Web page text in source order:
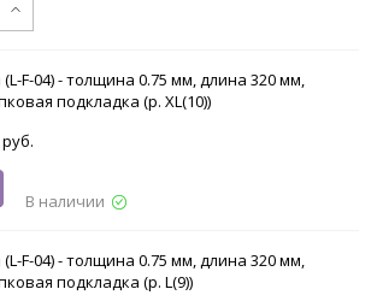
F-04) - толщина 0.75 мм, длина 320 мм,
подкладка (р. XL(10))
В наличии
F-04) - толщина 0.75 мм, длина 320 мм,
подкладка (р. L(9))